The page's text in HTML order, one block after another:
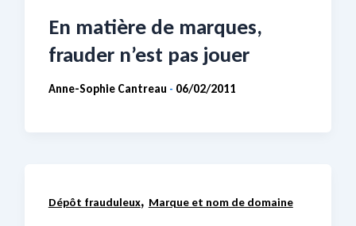
En matière de marques,
frauder n’est pas jouer
Anne-Sophie Cantreau - 06/02/2011
Dépôt frauduleux, Marque et nom de domaine